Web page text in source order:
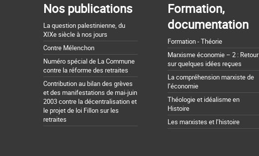
Nos publications
La question palestinienne, du
XIXe siècle à nos jours
Contre Mélenchon
Numéro spécial de La Commune
contre la réforme des retraites
Contribution au bilan des grèves
et des manifestations de mai-juin
2003 contre la décentralisation et
le projet de loi Fillon sur les
retraites
Formation,
documentation
Formation - Théorie
Marxisme économie – 2 : Retour
sur quelques idées reçues
La compréhension marxiste de
l’économie
Théologie et idéalisme en
Histoire
Les marxistes et l’histoire